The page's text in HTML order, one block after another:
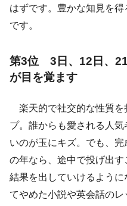
はずです。豊かな知見を
です。
第3位 3日、12日、
が目を覚ます
楽天的で社交的な性質を
プ。誰からも愛される人
いのが玉にキズ。でも、完
の年なら、途中で投げ出
結果を出していけるよう
てやめた小説や英会話の